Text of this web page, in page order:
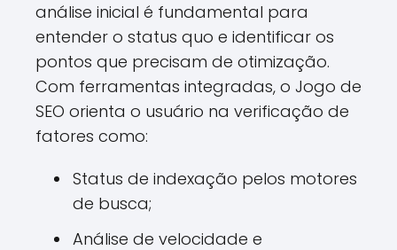
análise inicial é fundamental para
entender o status quo e identificar os
pontos que precisam de otimização.
Com ferramentas integradas, o Jogo de
SEO orienta o usuário na verificação de
fatores como:
Status de indexação pelos motores
de busca;
Análise de velocidade e